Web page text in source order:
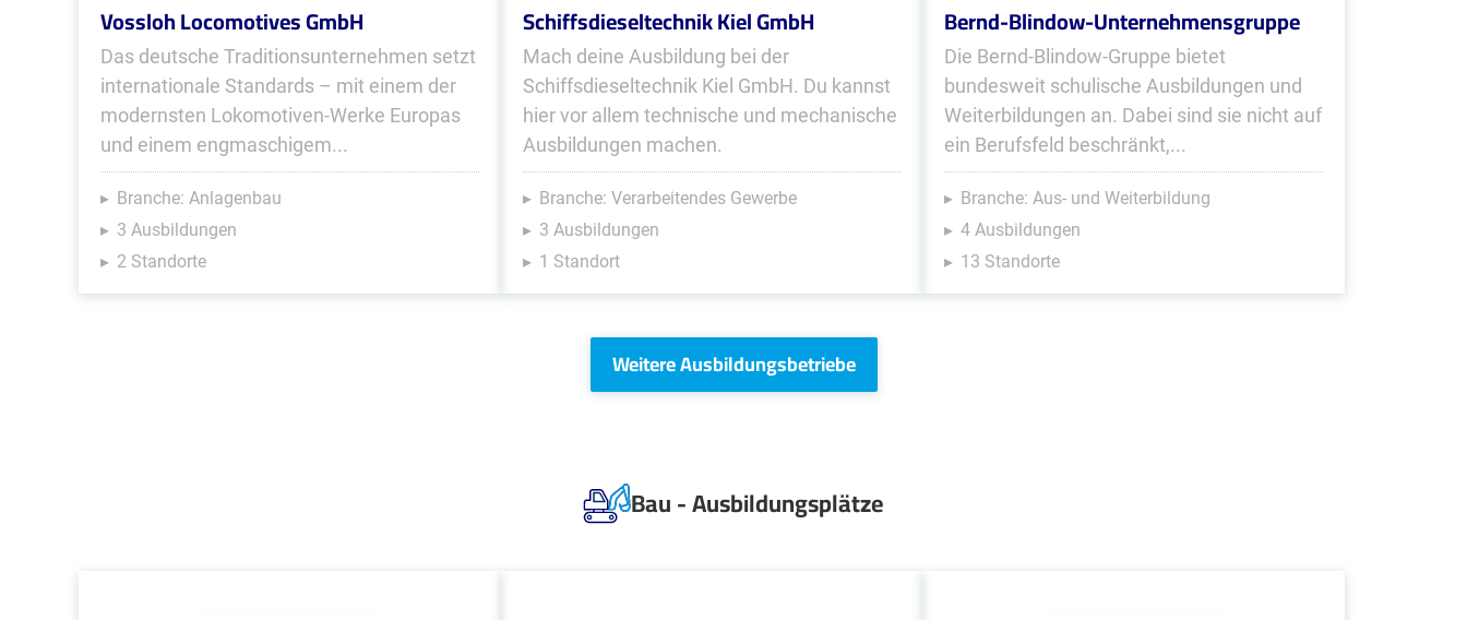
Vossloh Locomotives GmbH
Das deutsche Traditionsunternehmen setzt
internationale Standards – mit einem der
modernsten Lokomotiven-Werke Europas
und einem engmaschigem...
Branche: Anlagenbau
3 Ausbildungen
2 Standorte
Schiffsdieseltechnik Kiel GmbH
Mach deine Ausbildung bei der
Schiffsdieseltechnik Kiel GmbH. Du kannst
hier vor allem technische und mechanische
Ausbildungen machen.
Branche: Verarbeitendes Gewerbe
3 Ausbildungen
1 Standort
Bernd-Blindow-Unternehmensgruppe
Die Bernd-Blindow-Gruppe bietet
bundesweit schulische Ausbildungen und
Weiterbildungen an. Dabei sind sie nicht auf
ein Berufsfeld beschränkt,...
Branche: Aus- und Weiterbildung
4 Ausbildungen
13 Standorte
Weitere Ausbildungsbetriebe
Bau - Ausbildungsplätze